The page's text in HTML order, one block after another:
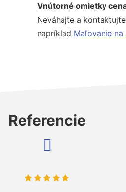
Vnútorné omietky
Neváhajte a
napríklad Maľovanie
Referencie